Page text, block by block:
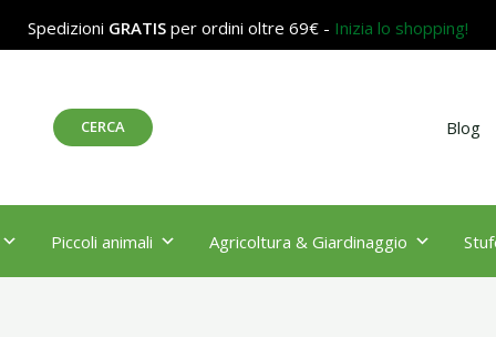
Spedizioni GRATIS per ordini oltre 69€ - Inizia lo shopping!
CERCA Blog
Piccoli animali Agricoltura & Giardinaggio